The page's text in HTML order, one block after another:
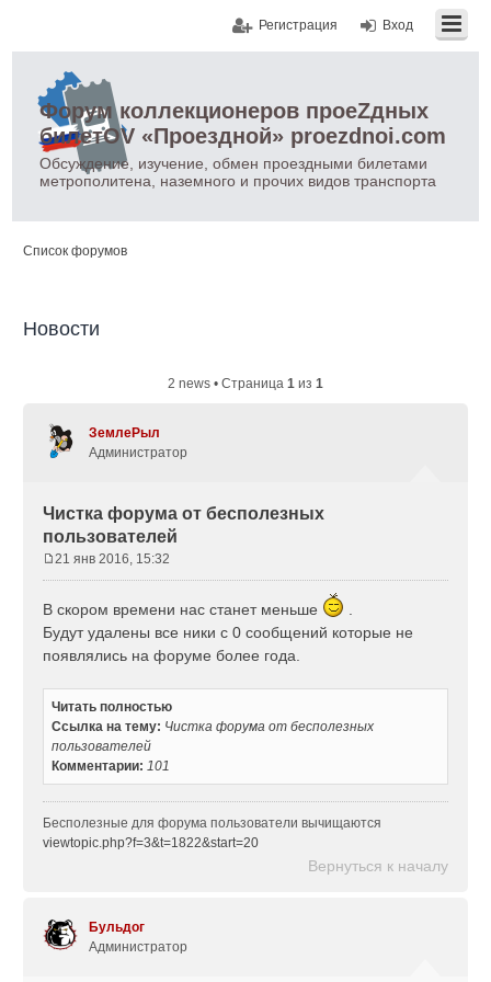
Вход
Регистрация
Форум коллекционеров проеZдных
билетOV «Проездной» proezdnoi.com
Обсуждение, изучение, обмен проездными билетами
метрополитена, наземного и прочих видов транспорта
Список форумов
Новости
2 news • Страница 1 из 1
ЗемлеРыл
Администратор
Чистка форума от бесполезных
пользователей
о
б
щ
н
и
е
21 янв 2016, 15:32
В скором времени нас станет меньше
Будут удалены все ники с 0 сообщений которые не
появлялись на форуме более года.
Читать полностью
Ссылка на тему: Чистка форума от бесполезных
пользователей
Комментарии: 101
Бесполезные для форума пользователи вычищаются
viewtopic.php?f=3&t=1822&start=20
Вернуться к началу
Бульдог
Администратор